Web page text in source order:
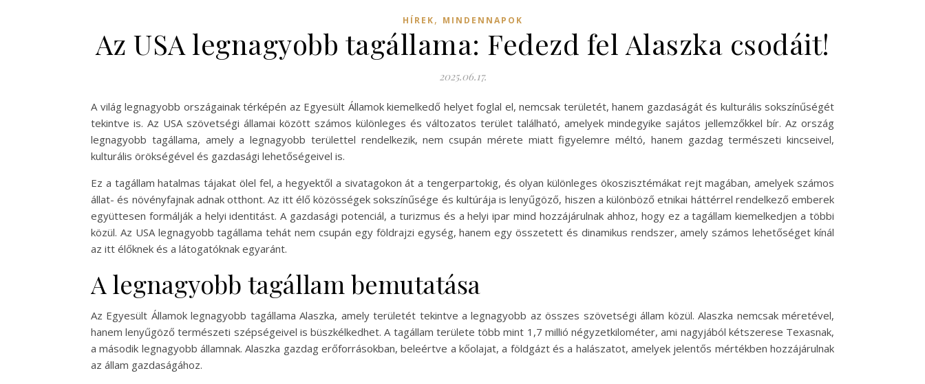
HÍREK, MINDENNAPOK
Az USA legnagyobb tagállama: Fedezd fel Alaszka csodáit!
2025.06.17.
A világ legnagyobb országainak térképén az Egyesült Államok kiemelkedő helyet foglal el, nemcsak területét, hanem gazdaságát és kulturális sokszínűségét
tekintve is. Az USA szövetségi államai között számos különleges és változatos terület található, amelyek mindegyike sajátos jellemzőkkel bír. Az ország
legnagyobb tagállama, amely a legnagyobb területtel rendelkezik, nem csupán mérete miatt figyelemre méltó, hanem gazdag természeti kincseivel,
kulturális örökségével és gazdasági lehetőségeivel is.
Ez a tagállam hatalmas tájakat ölel fel, a hegyektől a sivatagokon át a tengerpartokig, és olyan különleges ökoszisztémákat rejt magában, amelyek számos
állat- és növényfajnak adnak otthont. Az itt élő közösségek sokszínűsége és kultúrája is lenyűgöző, hiszen a különböző etnikai háttérrel rendelkező emberek
együttesen formálják a helyi identitást. A gazdasági potenciál, a turizmus és a helyi ipar mind hozzájárulnak ahhoz, hogy ez a tagállam kiemelkedjen a többi
közül. Az USA legnagyobb tagállama tehát nem csupán egy földrajzi egység, hanem egy összetett és dinamikus rendszer, amely számos lehetőséget kínál
az itt élőknek és a látogatóknak egyaránt.
A legnagyobb tagállam bemutatása
Az Egyesült Államok legnagyobb tagállama Alaszka, amely területét tekintve a legnagyobb az összes szövetségi állam közül. Alaszka nemcsak méretével,
hanem lenyűgöző természeti szépségeivel is büszkélkedhet. A tagállam területe több mint 1,7 millió négyzetkilométer, ami nagyjából kétszerese Texasnak,
a második legnagyobb államnak. Alaszka gazdag erőforrásokban, beleértve a kőolajat, a földgázt és a halászatot, amelyek jelentős mértékben hozzájárulnak
az állam gazdaságához.